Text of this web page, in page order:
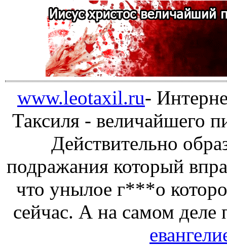
www.leotaxil.ru-
Таксиля - величайшего
Действительно
подражания который
что унылое г***о
сейчас. А на самом деле